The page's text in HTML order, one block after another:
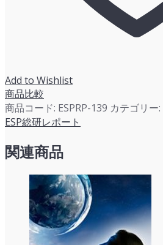
ー
ト
個
Add to Wishlist
商品比較
商品コード: ESPRP-139 カテゴリー:
ESP総研レポート
関連商品